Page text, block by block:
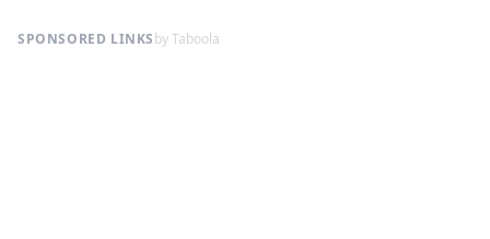
SPONSORED LINKSby Taboola